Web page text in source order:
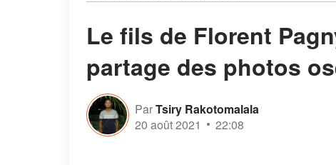
Le fils de Florent
partage des photos
ParTsiry Rakotomalala
20 août 2021
22:08